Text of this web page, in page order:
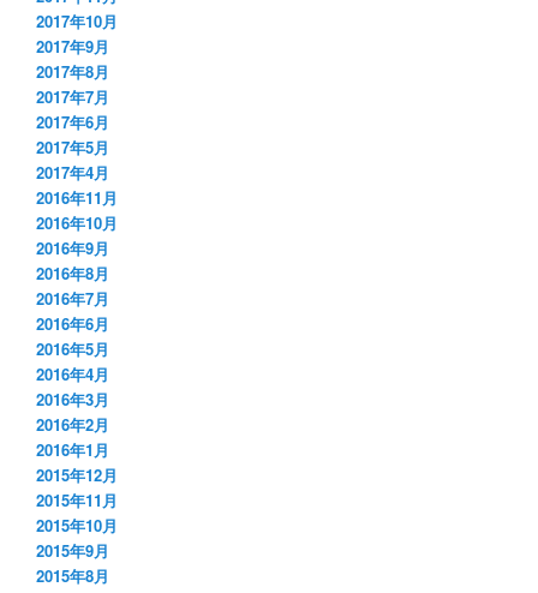
2017年10月
2017年9月
2017年8月
2017年7月
2017年6月
2017年5月
2017年4月
2016年11月
2016年10月
2016年9月
2016年8月
2016年7月
2016年6月
2016年5月
2016年4月
2016年3月
2016年2月
2016年1月
2015年12月
2015年11月
2015年10月
2015年9月
2015年8月